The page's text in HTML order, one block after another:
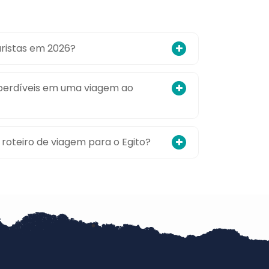
em 2026?
em uma viagem ao
de viagem para o Egito?